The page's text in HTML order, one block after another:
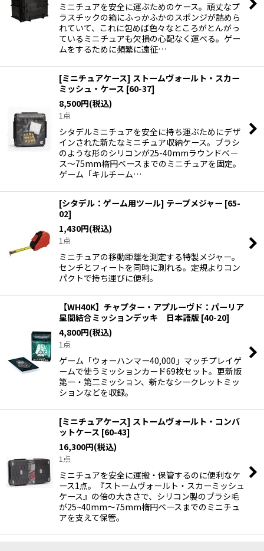
ミニチュアを安全に運ぶためのケース。頑丈なプ
ラスチックの箱にふっかふかのスポンジが詰めら
れていて、これに包めば色々なところがとんがっ
ているミニチュアも欠損の心配なく運べる。ゲー
ムをするために頻繁に遠征…
[ミニチュアケース] ストームヴォールト・スカー
ミッシュ・ケース [60-37]
8,500円(税込)
1点
シタデルミニチュアを安全に持ち運ぶためにデザ
インされた新たなミニチュア収納ケース。ブラシ
のような形のシリコンが25-40mmラウンドベー
ス〜75mm楕円ベースまでのミニチュアを固定。
ゲーム「キルチーム…
[シタデル：ゲーム用ツール] テープメジャー [65-
02]
1,430円(税込)
1点
ミニチュアの移動距離を測定する特製メジャー。
センチとフィートを同時に測れる。定規よりコン
パクトで持ち運びに便利。
【WH40K】チャプター・アプルーヴド：パーリア
星間結合ミッションデッキ 日本語版 [40-20]
4,800円(税込)
1点
ゲーム「ウォーハンマー40,000」マッチプレイゲ
ームで使うミッションカード69枚セット。更新版
第一・第二ミッション、新たなシークレットミッ
ションなどを収録。
[ミニチュアケース] ストームヴォールト・コンバ
ットケース [60-43]
16,300円(税込)
1点
ミニチュアを安全に運搬・保管するのに便利なケ
ース1点。『ストームヴォールト・スカーミッシュ
ケース』の倍の大きさで、シリコン製のブラシ毛
が25~40mm〜75mm楕円ベースまでのミニチュ
アを支えて保管。